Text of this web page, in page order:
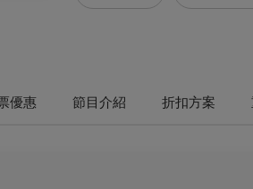
優惠 節目介紹 折扣方案